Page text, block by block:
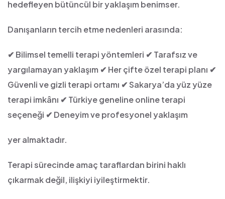
hedefleyen bütüncül bir yaklaşım benimser.
Danışanların tercih etme nedenleri arasında:
✔ Bilimsel temelli terapi yöntemleri ✔ Tarafsız ve
yargılamayan yaklaşım ✔ Her çifte özel terapi planı ✔
Güvenli ve gizli terapi ortamı ✔ Sakarya’da yüz yüze
terapi imkânı ✔ Türkiye geneline online terapi
seçeneği ✔ Deneyim ve profesyonel yaklaşım
yer almaktadır.
Terapi sürecinde amaç taraflardan birini haklı
çıkarmak değil, ilişkiyi iyileştirmektir.